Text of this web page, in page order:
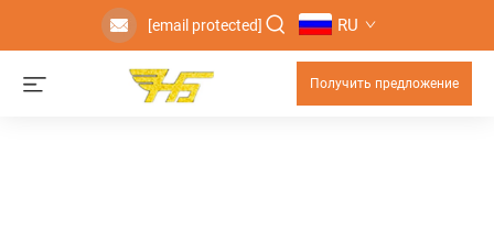
[email protected] RU
Получить предложение